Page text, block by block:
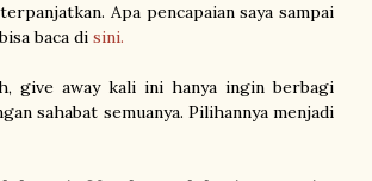
Apa pencapaian saya sampai
baca di sini.
give away kali ini hanya ingin berbagi
sahabat semuanya. Pilihannya menjadi